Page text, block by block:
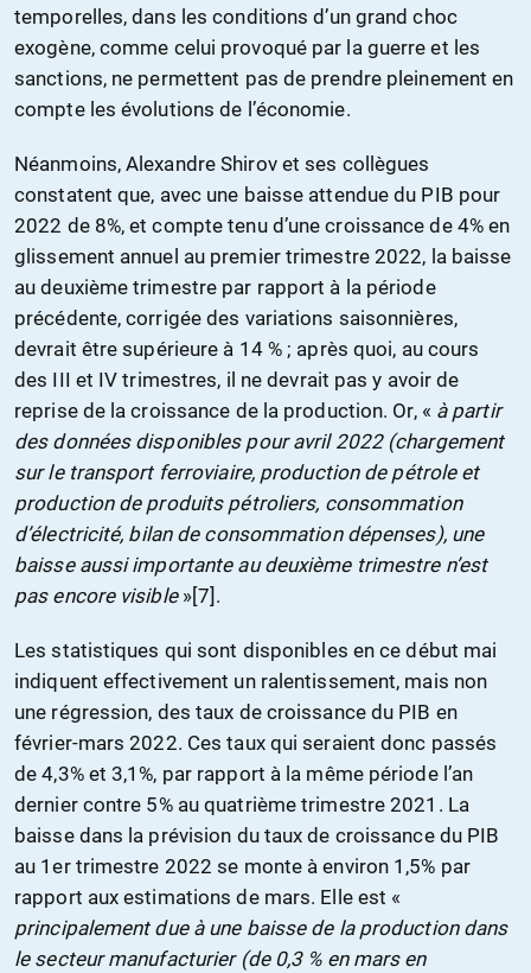
temporelles, dans les conditions d’un grand choc
exogène, comme celui provoqué par la guerre et les
sanctions, ne permettent pas de prendre pleinement en
compte les évolutions de l’économie.
Néanmoins, Alexandre Shirov et ses collègues
constatent que, avec une baisse attendue du PIB pour
2022 de 8%, et compte tenu d’une croissance de 4% en
glissement annuel au premier trimestre 2022, la baisse
au deuxième trimestre par rapport à la période
précédente, corrigée des variations saisonnières,
devrait être supérieure à 14 % ; après quoi, au cours
des III et IV trimestres, il ne devrait pas y avoir de
reprise de la croissance de la production. Or, « à partir
des données disponibles pour avril 2022 (chargement
sur le transport ferroviaire, production de pétrole et
production de produits pétroliers, consommation
d’électricité, bilan de consommation dépenses), une
baisse aussi importante au deuxième trimestre n’est
pas encore visible»[7].
Les statistiques qui sont disponibles en ce début mai
indiquent effectivement un ralentissement, mais non
une régression, des taux de croissance du PIB en
février-mars 2022. Ces taux qui seraient donc passés
de 4,3% et 3,1%, par rapport à la même période l’an
dernier contre 5% au quatrième trimestre 2021. La
baisse dans la prévision du taux de croissance du PIB
au 1er trimestre 2022 se monte à environ 1,5% par
rapport aux estimations de mars. Elle est «
principalement due à une baisse de la production dans
le secteur manufacturier (de 0,3 % en mars en